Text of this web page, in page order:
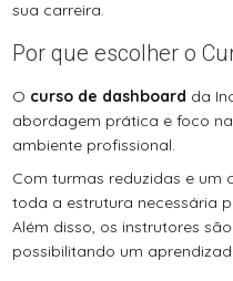
sua carreira.
Por que escolher o
O curso de dashboard da
abordagem prática e foco
ambiente profissional.
Com turmas reduzidas e um
toda a estrutura necessária
Além disso, os instrutores
possibilitando um